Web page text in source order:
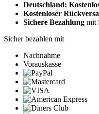
Deutschland:
Kostenloser
Sichere Bezahlung mit
Sicher bezahlen mit
Nachnahme
Vorauskasse